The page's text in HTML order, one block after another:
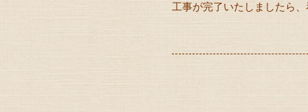
工事が完了いたしましたら